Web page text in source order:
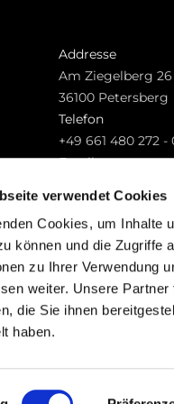
verwendet Cookies
Cookies, um Inhalte
können und die Zugriffe
zu Ihrer Verwendung
weiter. Unsere
die Sie ihnen
haben.
Addresse
Am Ziegelberg 26
36100 Petersberg
Telefon
+49 661 480 272 -
Email
Impressum